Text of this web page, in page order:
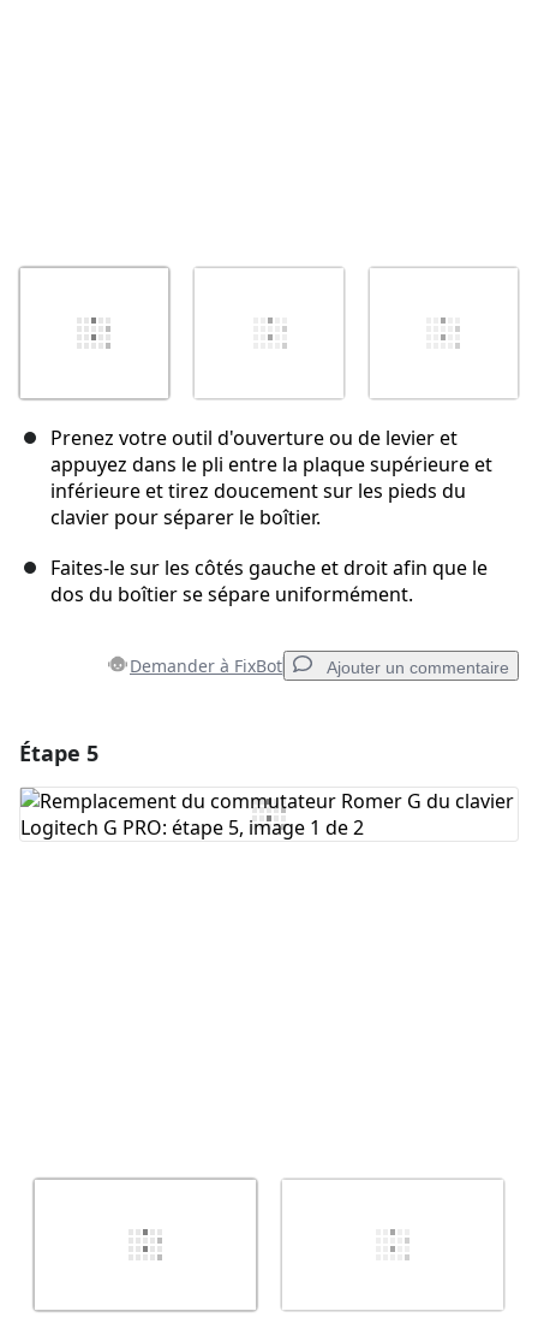
Prenez votre outil d'ouverture ou de levier et
appuyez dans le pli entre la plaque supérieure et
inférieure et tirez doucement sur les pieds du
clavier pour séparer le boîtier.
Faites-le sur les côtés gauche et droit afin que le
dos du boîtier se sépare uniformément.
Demander à FixBot Ajouter un commentaire
Ajouter un commentaire
Étape 5